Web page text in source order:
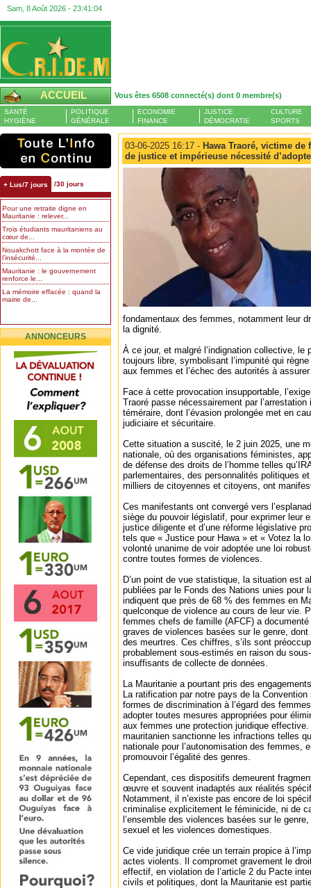
Sam, 8 Août 2026 - 23:41:05
ACCUEIL Vous êtes 6508 connecté(s) dont 0 membre(s)
SANTÉ
HYGIÈNE
POLITIQUE
GÉNÉRALE
ECONOMIE
FINANCE
JUSTICE
DÉMOCRATIE
CULTURE
SPORTS
+ Lus/7 jours /30 jours
Pour une retraite digne en
Mauritanie : relever...
Trois étudiants mauritaniens au
cœur de...
Nouakchott face à la montée de
l’insécurité...
Mauritanie : le gouvernement
renforce le...
La mémoire effacée : quand la
mairie de...
ANNONCEURS
03-06-2025 16:17 - Hawa Traoré, victime
de justice et impérieuse nécessité
fondamentaux des femmes, notamment leur
la dignité.
À ce jour, et malgré l’indignation collective, le
toujours libre, symbolisant l’impunité qui
aux femmes et l’échec des autorités à
Face à cette provocation insupportable,
Traoré passe nécessairement par
téméraire, dont l’évasion prolongée met en
judiciaire et sécuritaire.
Cette situation a suscité, le 2 juin 2025, une
nationale, où des organisations féministes,
de défense des droits de l’homme telles
parlementaires, des personnalités politiques
milliers de citoyennes et citoyens, ont
Ces manifestants ont convergé vers
siège du pouvoir législatif, pour exprimer leur
justice diligente et d’une réforme législative
tels que « Justice pour Hawa » et « Votez la
volonté unanime de voir adoptée une loi
contre toutes formes de violences.
D’un point de vue statistique, la situation est
publiées par le Fonds des Nations unies pour
indiquent que près de 68 % des femmes en
quelconque de violence au cours de leur vie.
femmes chefs de famille (AFCF) a
graves de violences basées sur le genre,
des meurtres. Ces chiffres, s’ils sont
probablement sous-estimés en raison du
insuffisants de collecte de données.
La Mauritanie a pourtant pris des
La ratification par notre pays de la
formes de discrimination à l’égard des
adopter toutes mesures appropriées pour
aux femmes une protection juridique
mauritanien sanctionne les infractions telles
nationale pour l’autonomisation des femmes,
promouvoir l’égalité des genres.
Cependant, ces dispositifs demeurent
œuvre et souvent inadaptés aux réalités
Notamment, il n’existe pas encore de loi
criminalise explicitement le féminicide, ni de
l’ensemble des violences basées sur le
sexuel et les violences domestiques.
Ce vide juridique crée un terrain propice à
actes violents. Il compromet gravement le
effectif, en violation de l’article 2 du Pacte
civils et politiques, dont la Mauritanie est